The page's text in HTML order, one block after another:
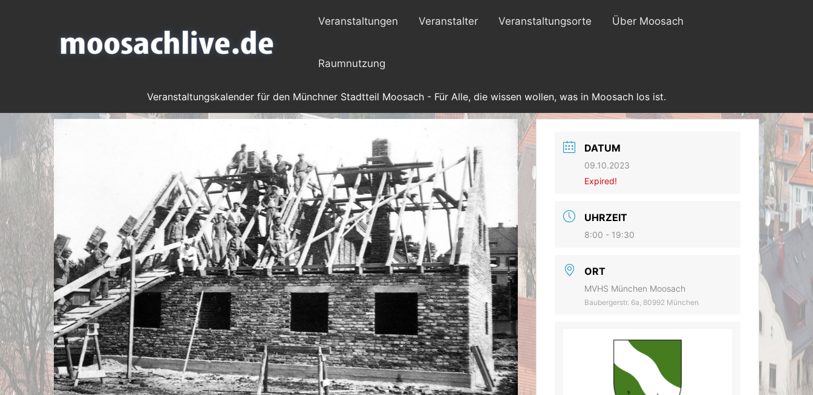
Veranstaltungen Veranstalter Veranstaltungsorte Über Moosach
Raumnutzung
Veranstaltungskalender für den Münchner Stadtteil Moosach - Für Alle, die wissen wollen, was in Moosach los ist.
DATUM
09.10.2023
Expired!
UHRZEIT
8:00 - 19:30
ORT
MVHS München Moosach
Baubergerstr. 6a, 80992 München